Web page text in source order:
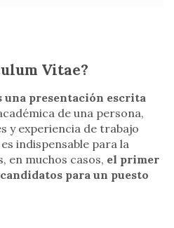
Vitae?
una presentación escrita
de una persona,
y experiencia de trabajo
indispensable para la
en muchos casos, el primer
para un puesto